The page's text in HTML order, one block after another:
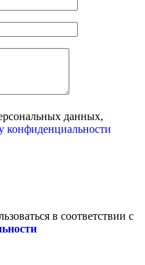
данных,
конфиденциальности
в соответствии с